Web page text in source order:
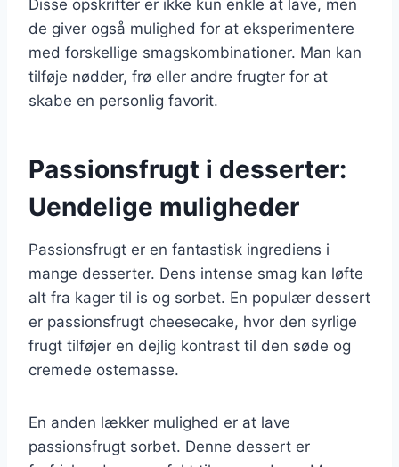
Disse opskrifter er ikke kun enkle at lave, men
de giver også mulighed for at eksperimentere
med forskellige smagskombinationer. Man kan
tilføje nødder, frø eller andre frugter for at
skabe en personlig favorit.
Passionsfrugt i desserter:
Uendelige muligheder
Passionsfrugt er en fantastisk ingrediens i
mange desserter. Dens intense smag kan løfte
alt fra kager til is og sorbet. En populær dessert
er passionsfrugt cheesecake, hvor den syrlige
frugt tilføjer en dejlig kontrast til den søde og
cremede ostemasse.
En anden lækker mulighed er at lave
passionsfrugt sorbet. Denne dessert er